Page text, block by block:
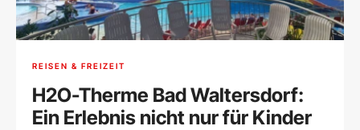
REISEN & FREIZEIT
H2O-Therme Bad Waltersdorf:
Ein Erlebnis nicht nur für Kinder